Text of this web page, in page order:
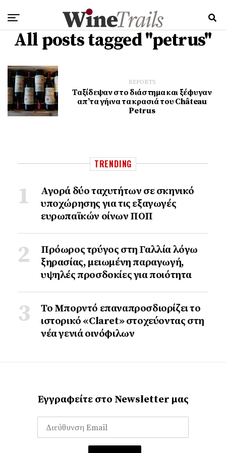
All posts tagged "petrus"
REPORTS
Ταξίδεψαν στο διάστημα και ξέφυγαν
απ’τα γήινα τα κρασιά του Château
Petrus
TRENDING
Αγορά δύο ταχυτήτων σε σκηνικό
υποχώρησης για τις εξαγωγές
ευρωπαϊκών οίνων ΠΟΠ
Πρόωρος τρύγος στη Γαλλία λόγω
ξηρασίας, μειωμένη παραγωγή,
υψηλές προσδοκίες για ποιότητα
Το Μπορντό επαναπροσδιορίζει το
ιστορικό «Claret» στοχεύοντας στη
νέα γενιά οινόφιλων
Εγγραφείτε στο Newsletter μας